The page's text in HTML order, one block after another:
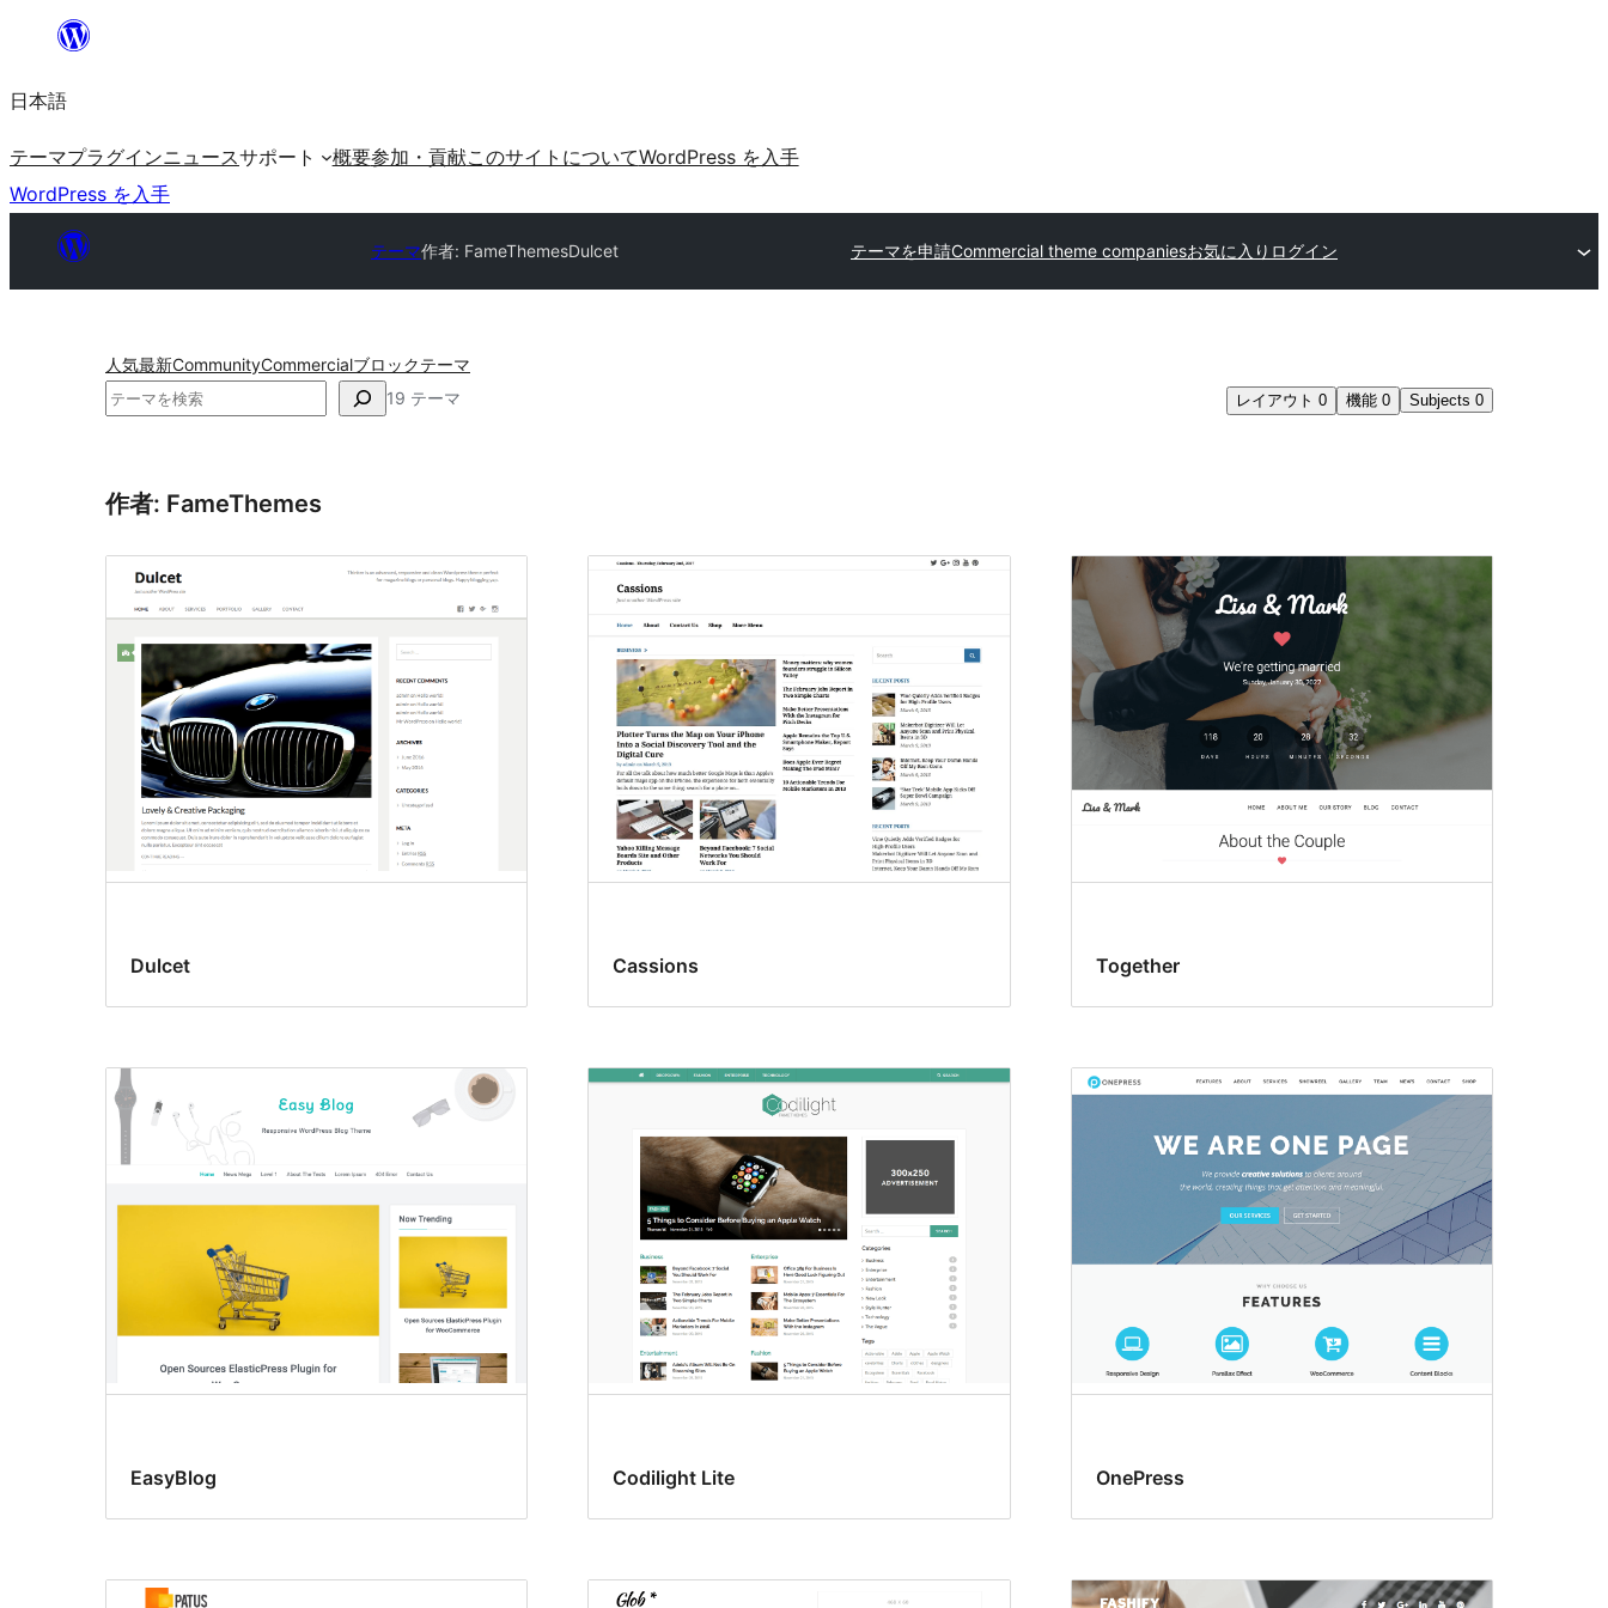
を
ッ
日本語
テーマプラグインニュースサポート 概要参加・貢献このサイトについてWordPress を入手
WordPress を入手
テーマ作者: FameThemesDulcet テーマを申請Commercial theme companiesお気に入り ログイン
人気最新CommunityCommercialブロックテーマ
検
19 テーマ レイアウト 0 機能 0 Subjects 0
作者: FameThemes
Dulcet Cassions Together
EasyBlog Codilight Lite OnePress